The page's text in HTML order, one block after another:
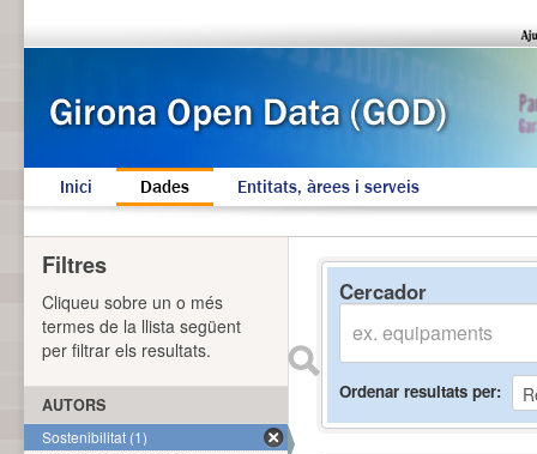
Inici Dades Entitats, àrees i serveis
Cercador
Ordenar resultats per
Filtres
Cliqueu sobre un o més
termes de la llista següent
per filtrar els resultats.
AUTORS
Sostenibilitat (1)